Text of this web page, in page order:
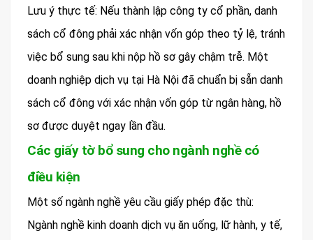
Lưu ý thực tế: Nếu thành lập công ty cổ phần, danh
sách cổ đông phải xác nhận vốn góp theo tỷ lệ, tránh
việc bổ sung sau khi nộp hồ sơ gây chậm trễ. Một
doanh nghiệp dịch vụ tại Hà Nội đã chuẩn bị sẵn danh
sách cổ đông với xác nhận vốn góp từ ngân hàng, hồ
sơ được duyệt ngay lần đầu.
Các giấy tờ bổ sung cho ngành nghề có
điều kiện
Một số ngành nghề yêu cầu giấy phép đặc thù:
Ngành nghề kinh doanh dịch vụ ăn uống, lữ hành, y tế,